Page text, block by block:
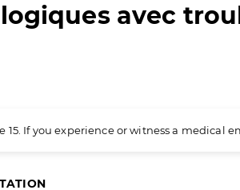
avec
15. If you experience or witness a